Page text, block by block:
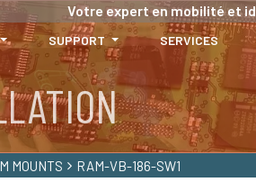
Votre expert en mobilité et
SUPPORT SERVICES
MOUNTS RAM-VB-186-SW1